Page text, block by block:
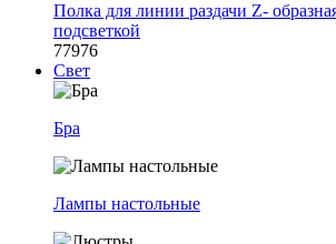
Полка для линии раздачи Z-
подсветкой
77976
Свет
Бра
Лампы настольные